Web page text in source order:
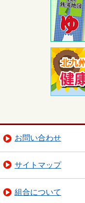
お問い合わせ
サイトマップ
組合について